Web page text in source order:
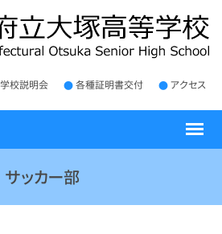
学校説明会 各種証明書交付 アクセス
サッカー部